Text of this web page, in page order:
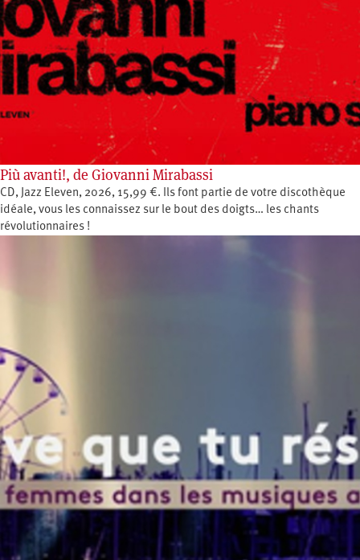
Più avanti!, de Giovanni Mirabassi
CD, Jazz Eleven, 2026, 15,99 €. Ils font partie de votre discothèque
idéale, vous les connaissez sur le bout des doigts… les chants
révolutionnaires !